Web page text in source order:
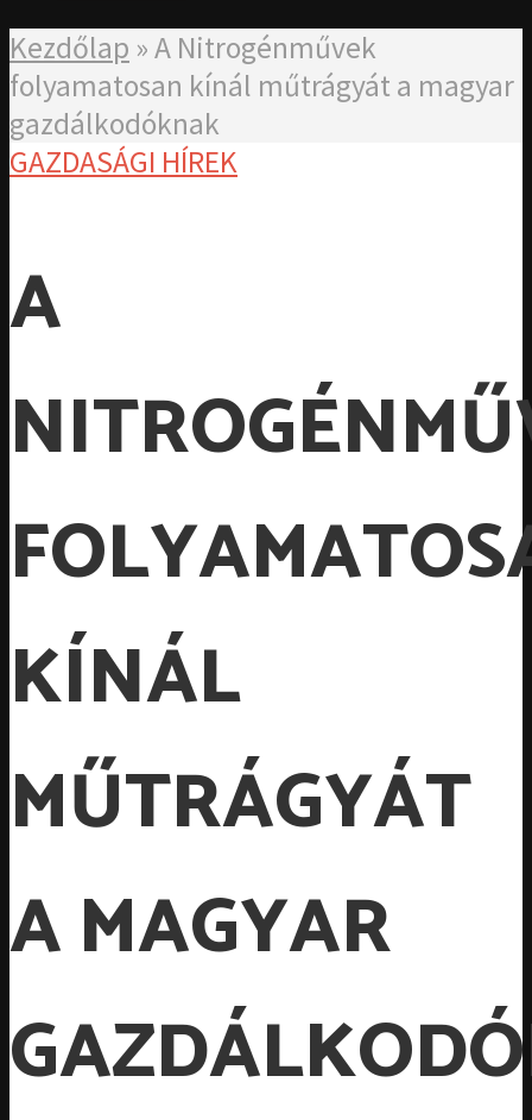
Kezdőlap »A Nitrogénművek
folyamatosan kínál műtrágyát a magyar
gazdálkodóknak
GAZDASÁGI HÍREK
A
KÍNÁL
MŰTRÁGYÁT
A MAGYAR